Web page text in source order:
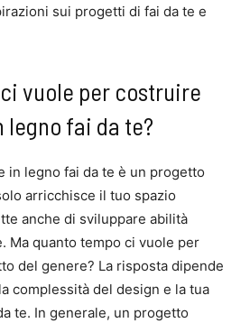
sui progetti di fai da te e
vuole per costruire
fai da te?
in legno fai da te è un progetto
arricchisce il tuo spazio
anche di sviluppare abilità
Ma quanto tempo ci vuole per
del genere? La risposta dipende
complessità del design e la tua
te. In generale, un progetto